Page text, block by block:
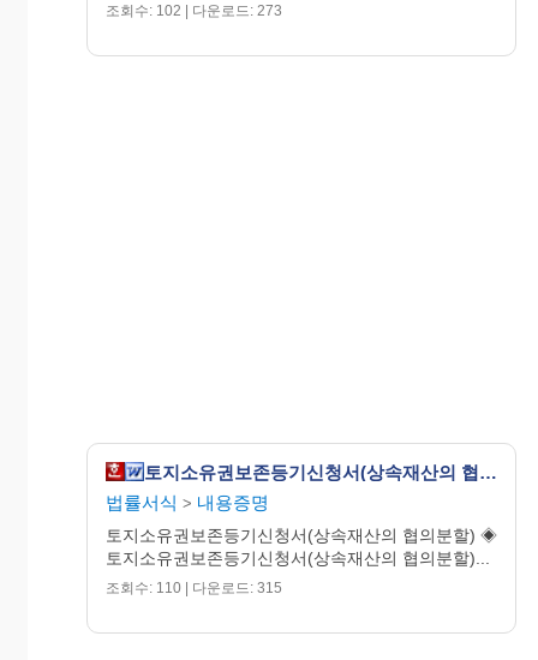
조회수: 102 | 다운로드: 273
토지소유권보존등기신청서(상속재산의 협의분할)
법률서식 > 내용증명
토지소유권보존등기신청서(상속재산의 협의분할) ◈
토지소유권보존등기신청서(상속재산의 협의분할)...
조회수: 110 | 다운로드: 315